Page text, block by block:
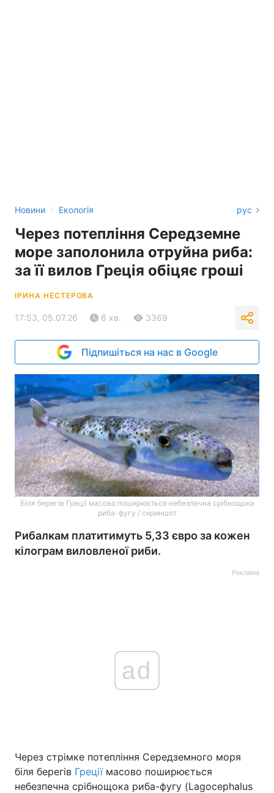
Новини › Екологія рус
Через потепління Середземне
море заполонила отруйна риба:
за її вилов Греція обіцяє гроші
ІРИНА НЕСТЕРОВА
17:53, 05.07.26 6 хв. 3369
Підпишіться на нас в Google
Біля берегів Греції масово поширюється небезпечна срібнощока
риба-фугу / скриншот
Рибалкам платитимуть 5,33 євро за кожен
кілограм виловленої риби.
Реклама
ad
Через стрімке потепління Середземного моря
біля берегів Греціїмасово поширюється
небезпечна срібнощока риба-фугу (Lagocephalus